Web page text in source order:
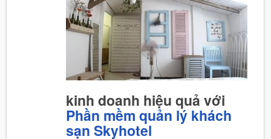
kinh doanh hiệu quả với
Phần mềm quản lý khách
sạn Skyhotel